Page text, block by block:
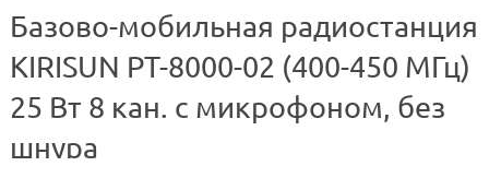
Базово-мобильная радиостанция
KIRISUN PT-8000-02 (400-450 МГц)
25 Вт 8 кан. с микрофоном, без
шнура